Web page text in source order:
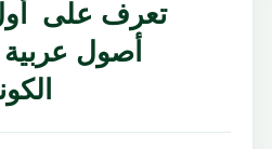
تعرف على
أصول